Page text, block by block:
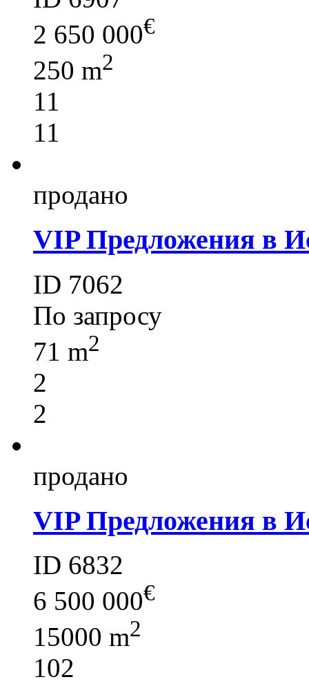
2 650 000€
250 m2
11
11
продано
VIP Предложения в
ID 7062
По запросу
71 m2
2
2
продано
VIP Предложения в
ID 6832
6 500 000€
15000 m2
102